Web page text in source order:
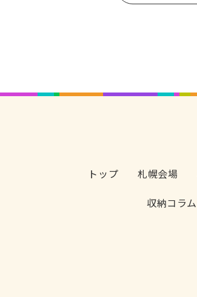
トップ 札幌会場
収納コラム